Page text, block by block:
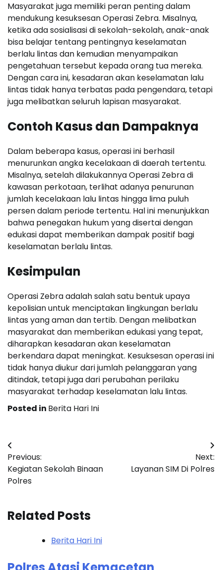
Masyarakat juga memiliki peran penting dalam
mendukung kesuksesan Operasi Zebra. Misalnya,
ketika ada sosialisasi di sekolah-sekolah, anak-anak
bisa belajar tentang pentingnya keselamatan
berlalu lintas dan kemudian menyampaikan
pengetahuan tersebut kepada orang tua mereka.
Dengan cara ini, kesadaran akan keselamatan lalu
lintas tidak hanya terbatas pada pengendara, tetapi
juga melibatkan seluruh lapisan masyarakat.
Contoh Kasus dan Dampaknya
Dalam beberapa kasus, operasi ini berhasil
menurunkan angka kecelakaan di daerah tertentu.
Misalnya, setelah dilakukannya Operasi Zebra di
kawasan perkotaan, terlihat adanya penurunan
jumlah kecelakaan lalu lintas hingga lima puluh
persen dalam periode tertentu. Hal ini menunjukkan
bahwa penegakan hukum yang disertai dengan
edukasi dapat memberikan dampak positif bagi
keselamatan berlalu lintas.
Kesimpulan
Operasi Zebra adalah salah satu bentuk upaya
kepolisian untuk menciptakan lingkungan berlalu
lintas yang aman dan tertib. Dengan melibatkan
masyarakat dan memberikan edukasi yang tepat,
diharapkan kesadaran akan keselamatan
berkendara dapat meningkat. Kesuksesan operasi ini
tidak hanya diukur dari jumlah pelanggaran yang
ditindak, tetapi juga dari perubahan perilaku
masyarakat terhadap keselamatan lalu lintas.
Posted in Berita Hari Ini
Post
navigation
Previous:
Kegiatan Sekolah Binaan
Polres
Next:
Layanan SIM Di Polres
Related Posts
Berita Hari Ini